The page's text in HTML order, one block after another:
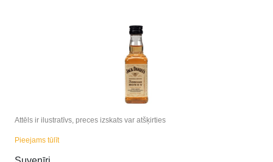
Attēls ir ilustratīvs, preces izskats var atšķirties
Pieejams tūlīt